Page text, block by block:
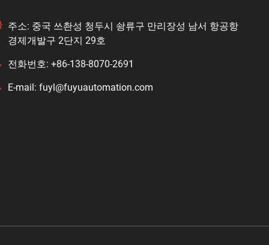
주소: 중국 쓰촨성 청두시 솽류구 만리장성 남서 항공항
경제개발구 2단지 29호
전화번호: +86-138-8070-2691
E-mail: fuyl@fuyuautomation.com